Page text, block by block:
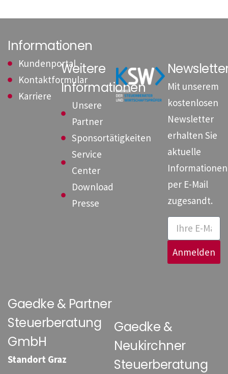
Informationen
Kundenportal
Kontaktformular
Karriere
Weitere
Informationen
Unsere
Partner
Sponsortätigkeiten
Service
Center
Download
Presse
Mit unserem
kostenlosen
Newsletter
erhalten Sie
aktuelle
Informationen
per E-Mail
zugesandt.
Anmelden
Gaedke & Partner
Steuerberatung
GmbH
Standort Graz
Gaedke &
Neukirchner
Steuerberatung